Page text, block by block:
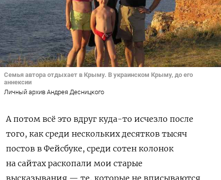
Семья автора отдыхает в Крыму. В украинском Крыму, до его
аннексии
Личный архив Андрея Десницкого
А потом всё это вдруг куда-то исчезло после
того, как среди нескольких десятков тысяч
постов в Фейсбуке, среди сотен колонок
на сайтах раскопали мои старые